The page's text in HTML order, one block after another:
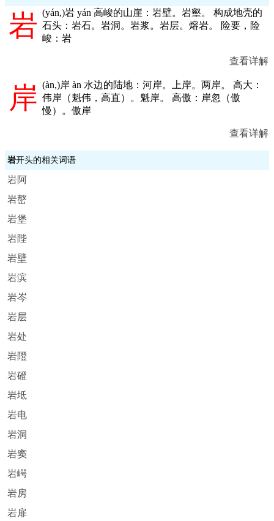
岩 (yán,)岩 yán 高峻的山崖：岩壁。岩壑。 构成地壳的
石头：岩石。岩洞。岩浆。岩层。熔岩。 险要，险
峻：岩
查看详解
岸 (àn,)岸 àn 水边的陆地：河岸。上岸。两岸。 高大：
伟岸（魁伟，高直）。魁岸。 高傲：岸忽（傲
慢）。傲岸
查看详解
岩开头的相关词语
岩阿
岩嶅
岩堡
岩陛
岩壁
岩滨
岩岑
岩层
岩处
岩隥
岩磴
岩坻
岩电
岩洞
岩窦
岩崿
岩房
岩扉